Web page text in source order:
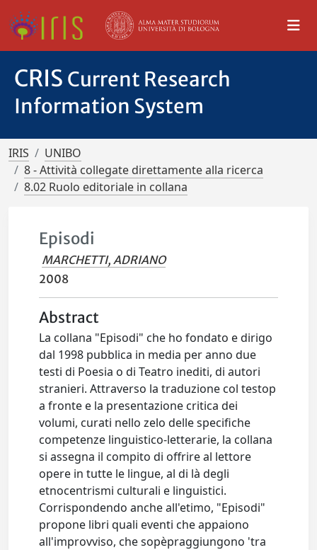
CRIS Current Research
Information System
IRIS
UNIBO
8 - Attività collegate direttamente alla ricerca
8.02 Ruolo editoriale in collana
Episodi
MARCHETTI, ADRIANO
2008
Abstract
La collana "Episodi" che ho fondato e dirigo
dal 1998 pubblica in media per anno due
testi di Poesia o di Teatro inediti, di autori
stranieri. Attraverso la traduzione col testop
a fronte e la presentazione critica dei
volumi, curati nello zelo delle specifiche
competenze linguistico-letterarie, la collana
si assegna il compito di offrire al lettore
opere in tutte le lingue, al di là degli
etnocentrismi culturali e linguistici.
Corrispondendo anche all'etimo, "Episodi"
propone libri quali eventi che appaiono
all'improvviso, che sopèpraggiungono 'tra